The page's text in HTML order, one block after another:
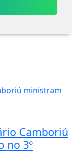
Camboriú
no 3º